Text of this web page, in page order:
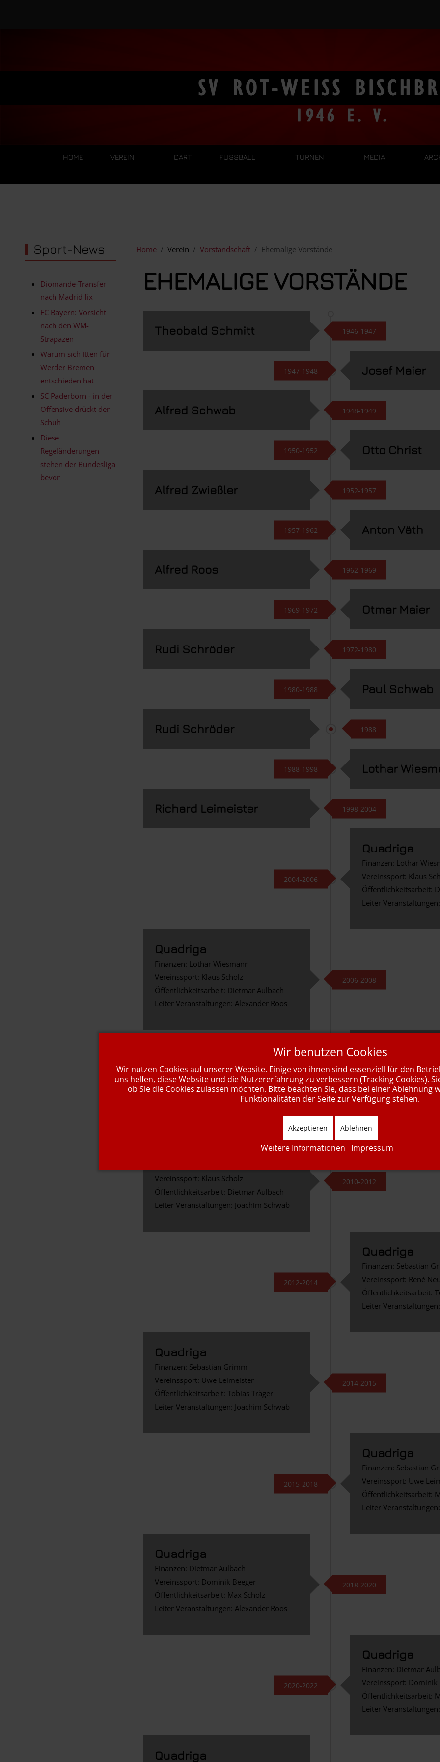
HOME VEREIN DART FUSSBALL TURNEN MEDIA
Sport-News
Diomande-Transfer
nach Madrid fix
FC Bayern: Vorsicht
nach den WM-
Strapazen
Warum sich Itten für
Werder Bremen
entschieden hat
SC Paderborn - in der
Offensive drückt der
Schuh
Diese
Regeländerungen
stehen der Bundesliga
bevor
Home Verein Vorstandschaft Ehemalige Vorstände
EHEMALIGE VORSTÄNDE
1946-1947
Theobald Schmitt
1947-1948 Josef Maier
1948-1949
Alfred Schwab
1950-1952 Otto Christ
1952-1957
Alfred Zwießler
1957-1962 Anton Väth
1962-1969
Alfred Roos
1969-1972 Otmar Maier
1972-1980
Rudi Schröder
1980-1988 Paul Schwab
1988
Rudi Schröder
1988-1998 Lothar
1998-2004
Richard Leimeister
2004-2006
Quadriga
Finanzen: Lothar
Vereinssport: Klaus
Öffentlichkeitsarbeit:
Leiter
2006-2008
Quadriga
Finanzen: Lothar Wiesmann
Vereinssport: Klaus Scholz
Öffentlichkeitsarbeit: Dietmar Aulbach
Leiter Veranstaltungen: Alexander Roos
2008-2010
Quadriga
Finanzen: Lothar
Vereinssport: Klaus
Öffentlichkeitsarbeit:
Leiter Veranstaltungen:
2010-2012
Vereinssport: Klaus Scholz
Öffentlichkeitsarbeit: Dietmar Aulbach
Leiter Veranstaltungen: Joachim Schwab
2012-2014
Quadriga
Finanzen: Sebastian
Vereinssport: René
Öffentlichkeitsarbeit:
Leiter
2014-2015
Quadriga
Finanzen: Sebastian Grimm
Vereinssport: Uwe Leimeister
Öffentlichkeitsarbeit: Tobias Träger
Leiter Veranstaltungen: Joachim Schwab
2015-2018
Quadriga
Finanzen: Sebastian
Vereinssport: Uwe
Öffentlichkeitsarbeit:
Leiter
2018-2020
Quadriga
Finanzen: Dietmar Aulbach
Vereinssport: Dominik Beeger
Öffentlichkeitsarbeit: Max Scholz
Leiter Veranstaltungen: Alexander Roos
2020-2022
Quadriga
Finanzen: Dietmar
Vereinssport: Dominik
Öffentlichkeitsarbeit:
Leiter
Quadriga
Wir benutzen Cookies
Wir nutzen Cookies auf unserer Website. Einige von ihnen sind essenziell für den
uns helfen, diese Website und die Nutzererfahrung zu verbessern (Tracking Cookies).
ob Sie die Cookies zulassen möchten. Bitte beachten Sie, dass bei einer Ablehnung
Funktionalitäten der Seite zur Verfügung stehen.
Akzeptieren Ablehnen
Weitere Informationen Impressum